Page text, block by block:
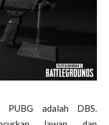
adalah DBS.